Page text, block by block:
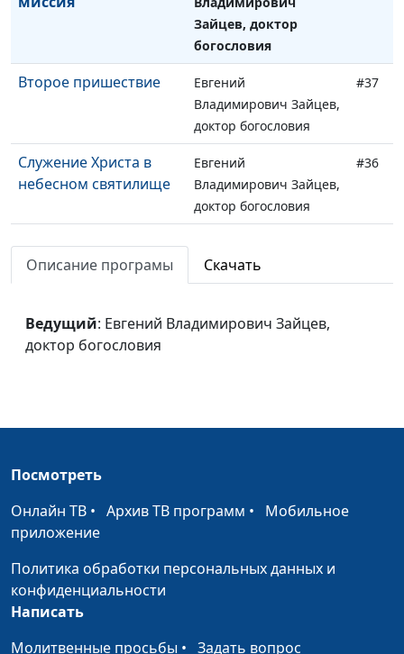
Зайцев, доктор
богословия
Второе пришествие
Евгений
Владимирович Зайцев,
доктор богословия
#37
Служение Христа в
небесном святилище
Евгений
Владимирович Зайцев,
доктор богословия
#36
Брак и семья
Владимирович Зайцев,
доктор богословия
Христианский образ
жизни
Евгений
управление
Владимирович Зайцев,
Суббота
Владимирович Зайцев,
Закон Божий
Евгений
Дар пророчества Евгений
Описание програмы Скачать
Ведущий: Евгений Владимирович Зайцев,
доктор богословия
Посмотреть
Онлайн ТВ • Архив ТВ программ • Мобильное
приложение
Политика обработки персональных данных и
конфиденциальности
Написать
Молитвенные просьбы • Задать вопрос